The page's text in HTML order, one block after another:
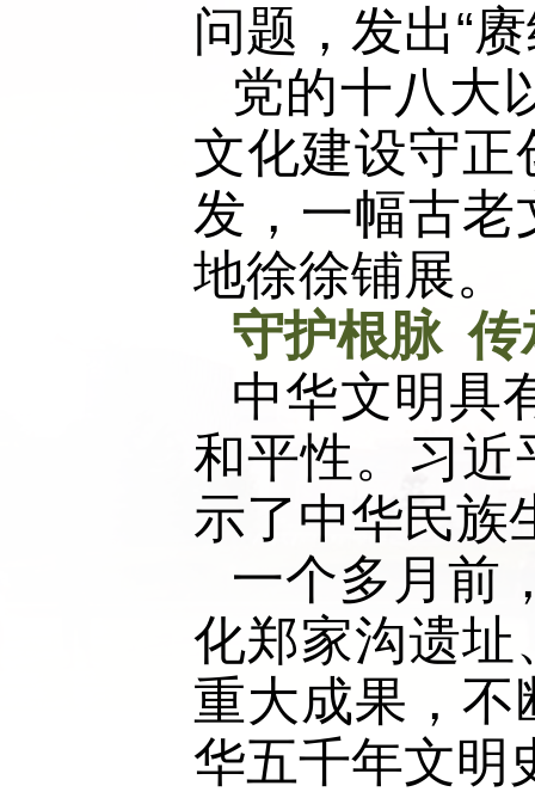
问题，发出“
党的十八大
文化建设守
发，一幅古
地徐徐铺展。
守护根脉
中华文明具
和平性。习近
示了中华民族
一个多月前
化郑家沟遗址
重大成果，
华五千年文明